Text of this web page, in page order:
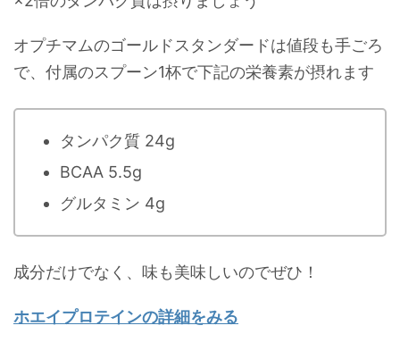
オプチマムのゴールドスタンダードは値段も手ごろ
で、付属のスプーン1杯で下記の栄養素が摂れます
タンパク質 24g
BCAA 5.5g
グルタミン 4g
成分だけでなく、味も美味しいのでぜひ！
ホエイプロテインの詳細をみる